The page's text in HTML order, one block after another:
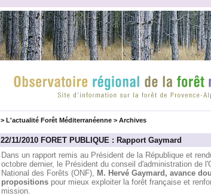
> L'actualité Forêt Méditerranéenne> Archives
22/11/2010 FORET PUBLIQUE : Rapport Gaymard
Dans un rapport remis au Président de la République et
octobre dernier, le Président du conseil d'administration de
National des Forêts (ONF), M. Hervé Gaymard, avance
propositionspour mieux exploiter la forêt française et
mission.